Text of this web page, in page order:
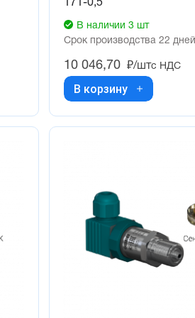
171-0,5
В наличии 3 шт
Срок производства 22 дней
10 046,70 ₽/штс НДС
В корзину